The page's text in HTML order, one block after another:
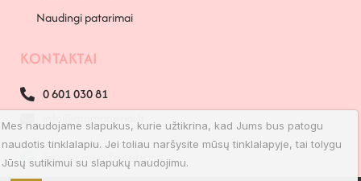
Naudingi patarimai
KONTAKTAI
0 601 030 81
Sekite mus Facebook
Mes naudojame slapukus, kurie užtikrina, kad Jums bus patogu
naudotis tinklalapiu. Jei toliau naršysite mūsų tinklalapyje, tai tolygu
Jūsų sutikimui su slapukų naudojimu.